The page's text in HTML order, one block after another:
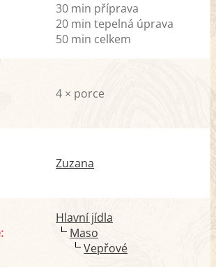
30 min příprava
20 min tepelná úprava
50 min celkem
4 × porce
Zuzana
Hlavní jídla
Maso
Vepřové